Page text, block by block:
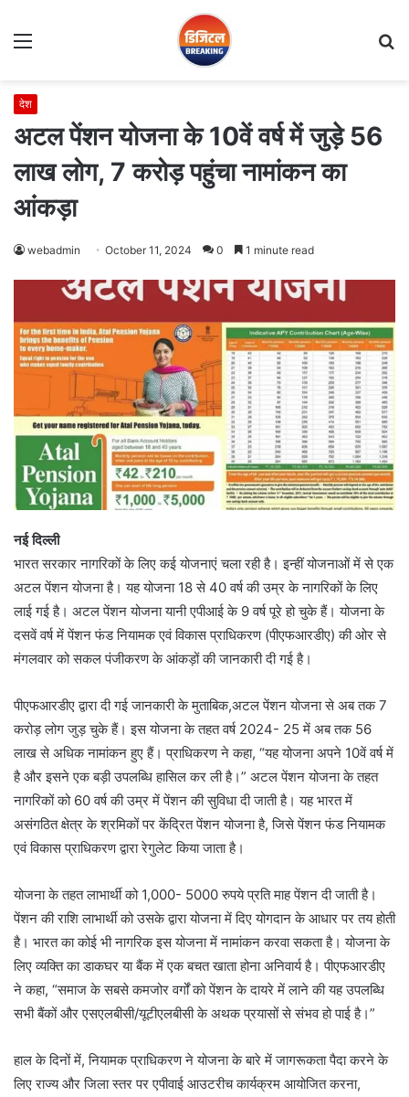
Menu
देश
अटल पेंशन योजना के 10वें वर्ष में जुड़े 56
लाख लोग, 7 करोड़ पहुंचा नामांकन का
आंकड़ा
webadmin October 11, 2024 0 1 minute read
नई दिल्ली
भारत सरकार नागरिकों के लिए कई योजनाएं चला रही है। इन्हीं योजनाओं में से एक
अटल पेंशन योजना है। यह योजना 18 से 40 वर्ष की उम्र के नागरिकों के लिए
लाई गई है। अटल पेंशन योजना यानी एपीआई के 9 वर्ष पूरे हो चुके हैं। योजना के
दसवें वर्ष में पेंशन फंड नियामक एवं विकास प्राधिकरण (पीएफआरडीए) की ओर से
मंगलवार को सकल पंजीकरण के आंकड़ों की जानकारी दी गई है।
पीएफआरडीए द्वारा दी गई जानकारी के मुताबिक,अटल पेंशन योजना से अब तक 7
करोड़ लोग जुड़ चुके हैं। इस योजना के तहत वर्ष 2024- 25 में अब तक 56
लाख से अधिक नामांकन हुए हैं। प्राधिकरण ने कहा, “यह योजना अपने 10वें वर्ष में
है और इसने एक बड़ी उपलब्धि हासिल कर ली है।” अटल पेंशन योजना के तहत
नागरिकों को 60 वर्ष की उम्र में पेंशन की सुविधा दी जाती है। यह भारत में
असंगठित क्षेत्र के श्रमिकों पर केंद्रित पेंशन योजना है, जिसे पेंशन फंड नियामक
एवं विकास प्राधिकरण द्वारा रेगुलेट किया जाता है।
योजना के तहत लाभार्थी को 1,000- 5000 रुपये प्रति माह पेंशन दी जाती है।
पेंशन की राशि लाभार्थी को उसके द्वारा योजना में दिए योगदान के आधार पर तय होती
है। भारत का कोई भी नागरिक इस योजना में नामांकन करवा सकता है। योजना के
लिए व्यक्ति का डाकघर या बैंक में एक बचत खाता होना अनिवार्य है। पीएफआरडीए
ने कहा, “समाज के सबसे कमजोर वर्गों को पेंशन के दायरे में लाने की यह उपलब्धि
सभी बैंकों और एसएलबीसी/यूटीएलबीसी के अथक प्रयासों से संभव हो पाई है।”
हाल के दिनों में, नियामक प्राधिकरण ने योजना के बारे में जागरूकता पैदा करने के
लिए राज्य और जिला स्तर पर एपीवाई आउटरीच कार्यक्रम आयोजित करना,